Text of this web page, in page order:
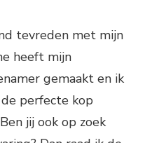
tevreden met mijn
heeft mijn
gemaakt en ik
perfecte kop
jij ook op zoek